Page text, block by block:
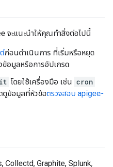
จะแนะนำให้คุณทำสิ่งต่อไปนี้
ก่อนดำเนินการ ที่เริ่มหรือหยุด
ข้อมูลหรือการอัปเกรด
โดยใช้เครื่องมือ เช่น cron
ดูข้อมูลที่หัวข้อตรวจสอบ apigee-
Collectd, Graphite, Splunk,